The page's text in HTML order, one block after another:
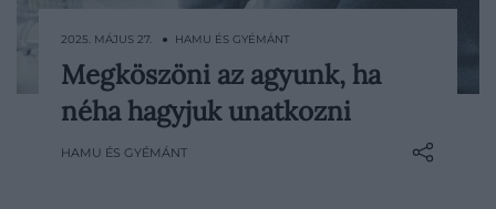
Az unatkozás mindannyiunk számára
ismerős élmény, melyre általában negatív
állapotként gondolunk – de lehet, hogy
2025. MÁJUS 27. ● HAMU ÉS GYÉMÁNT
Megköszöni az agyunk, ha
néha hagyjuk unatkozni
HAMU ÉS GYÉMÁNT